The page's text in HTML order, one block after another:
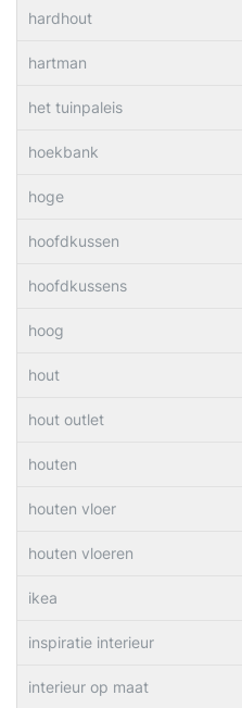
hardhout
hartman
het tuinpaleis
hoekbank
hoge
hoofdkussen
hoofdkussens
hoog
hout
hout outlet
houten
houten vloer
houten vloeren
ikea
inspiratie interieur
interieur op maat